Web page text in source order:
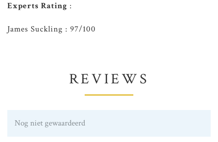
Experts Rating :
James Suckling : 97/100
REVIEWS
Nog niet gewaardeerd